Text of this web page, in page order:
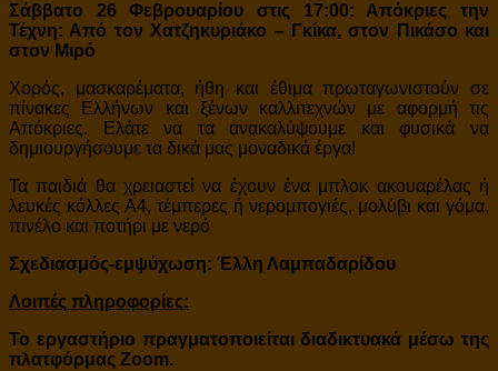
Σάββατο 26 Φεβρουαρίου στις 17:00: Απόκριες την
Τέχνη: Από τον Χατζηκυριάκο – Γκίκα, στον Πικάσο και
στον Μιρό
Χορός, μασκαρέματα, ήθη και έθιμα πρωταγωνιστούν σε
πίνακες Ελλήνων και ξένων καλλιτεχνών με αφορμή τις
Απόκριες. Ελάτε να τα ανακαλύψουμε και φυσικά να
δημιουργήσουμε τα δικά μας μοναδικά έργα!
Τα παιδιά θα χρειαστεί να έχουν ένα μπλοκ ακουαρέλας ή
λευκές κόλλες Α4, τέμπερες ή νερομπογιές, μολύβι και γόμα,
πινέλο και ποτήρι με νερό
Σχεδιασμός-εμψύχωση: Έλλη Λαμπαδαρίδου
Λοιπές πληροφορίες:
To εργαστήριο πραγματοποιείται διαδικτυακά μέσω της
πλατφόρμας Zoom.